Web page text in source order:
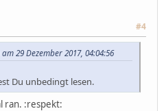
#4
29 Dezember 2017, 04:04:56
Du unbedingt lesen.
ran. :respekt: